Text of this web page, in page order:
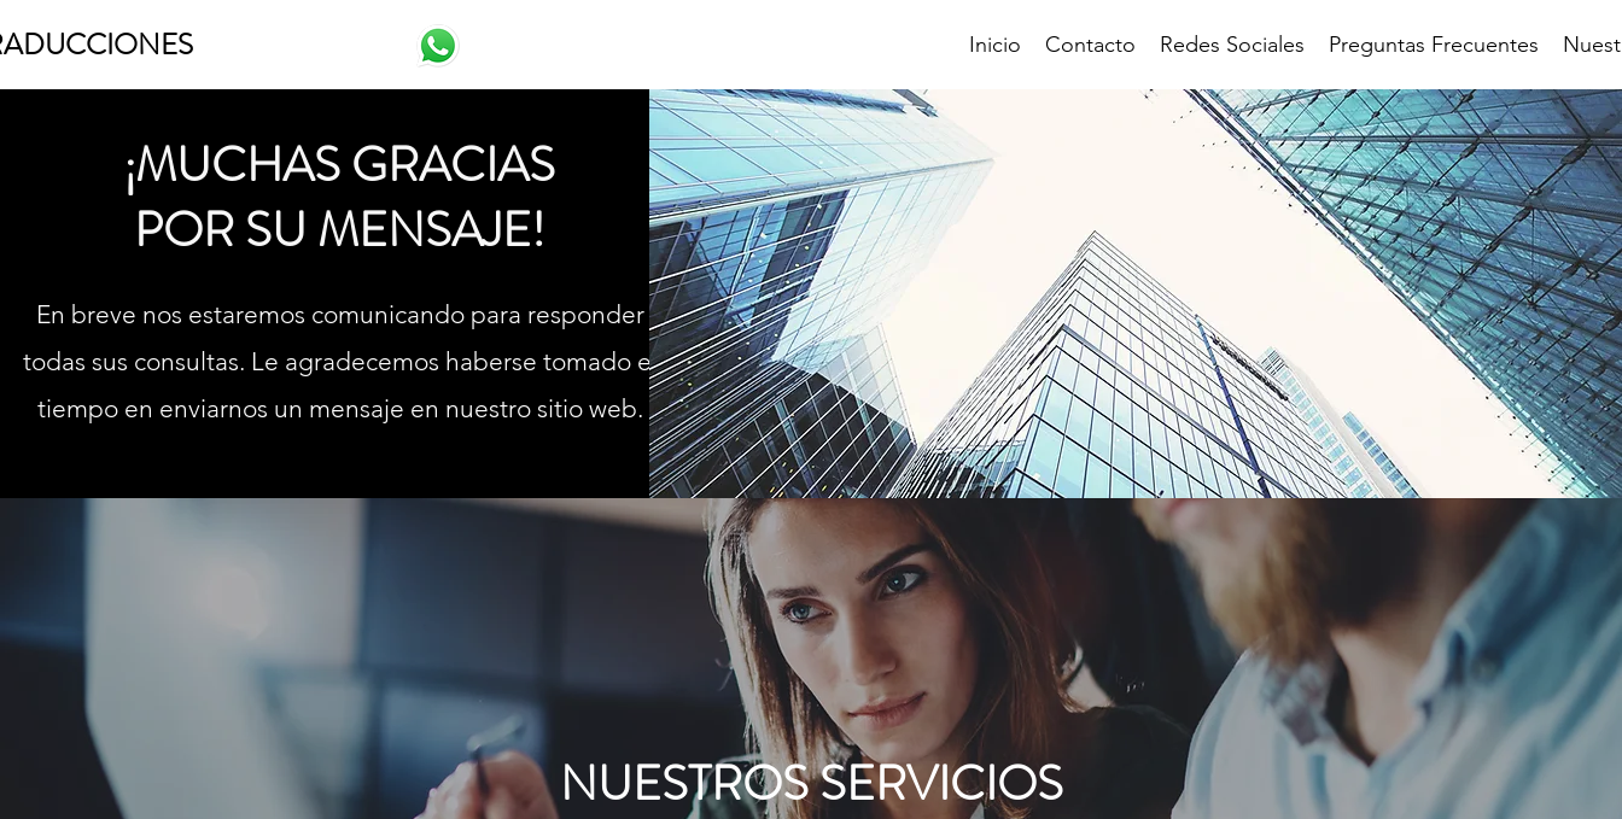
Inicio Contacto Redes Sociales Preguntas Frecuentes
¡MUCHAS GRACIAS
POR SU MENSAJE!
En breve nos estaremos comunicando para responder
todas sus consultas. Le agradecemos haberse tomado el
tiempo en enviarnos un mensaje en nuestro sitio web.
NUESTROS SERVICIOS